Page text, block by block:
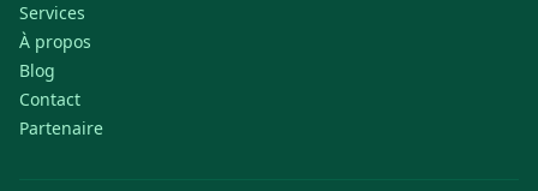
Services
À propos
Blog
Contact
Partenaire